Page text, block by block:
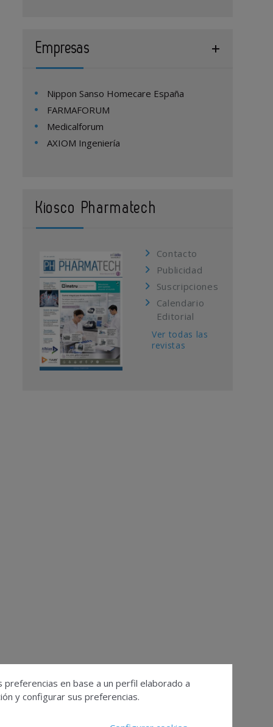
Empresas
Nippon Sanso Homecare España
FARMAFORUM
Medicalforum
AXIOM Ingeniería
Kiosco Pharmatech
Contacto
Publicidad
Suscripciones
Calendario
Editorial
Ver todas las
revistas
en base a un perfil elaborado a
y configurar sus preferencias.